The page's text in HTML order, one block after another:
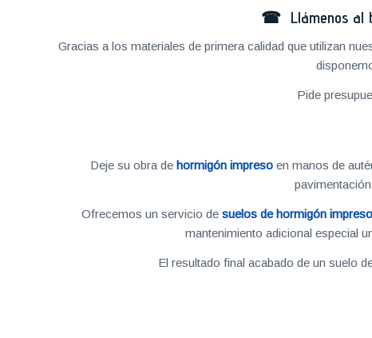
☎ Llámenos al
Gracias a los materiales de primera calidad que utilizan
Pide
Deje su obra de hormigón impresoen manos de
Ofrecemos un servicio de suelos de hormigón impreso
mantenimiento adicional especial
El resultado final acabado de un suelo